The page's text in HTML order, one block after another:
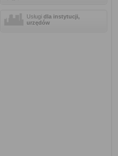
Usługi dla instytucji,
urzędów